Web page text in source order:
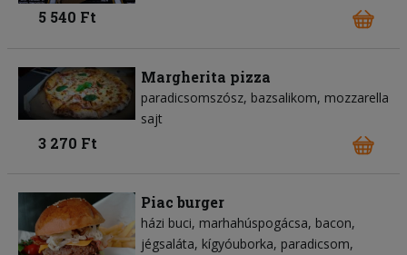
5 540 Ft
Margherita pizza
paradicsomszósz bazsalikom mozzarella
sajt
3 270 Ft
Piac burger
házi buci marhahúspogácsa bacon
jégsaláta kígyóuborka paradicsom